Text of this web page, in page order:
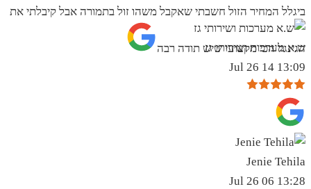
ביגלל המחיר הזול חשבתי שאקבל משהו זול בתמורה אבל קיבלתי את
הגינגל הכי מקצועי שיש תודה רבה
ש.א מערכות ושירותי גז
13:09 14 Jul 26
Jenie Tehila
13:28 06 Jul 26